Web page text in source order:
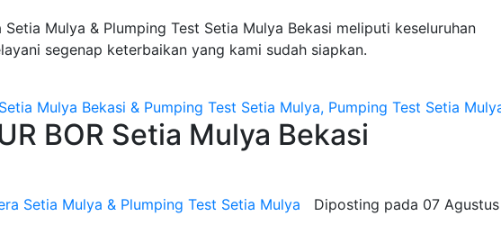
Mulya & Plumping Test Setia Mulya Bekasi meliputi keseluruhan
segenap keterbaikan yang kami sudah siapkan.
BOR Setia Mulya Bekasi
Setia Mulya & Plumping Test Setia Mulya Diposting pada 07 Agustus